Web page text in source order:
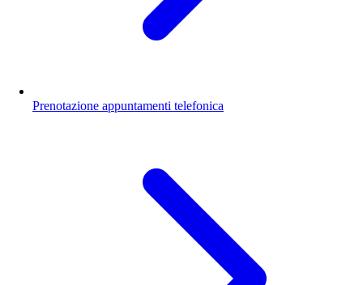
Prenotazione appuntamenti telefonica